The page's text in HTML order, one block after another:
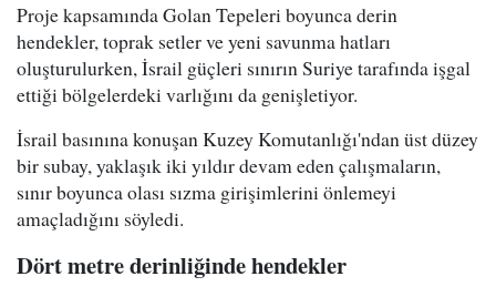
Proje kapsamında Golan Tepeleri boyunca derin
hendekler, toprak setler ve yeni savunma hatları
oluşturulurken, İsrail güçleri sınırın Suriye tarafında işgal
ettiği bölgelerdeki varlığını da genişletiyor.
İsrail basınına konuşan Kuzey Komutanlığı'ndan üst düzey
bir subay, yaklaşık iki yıldır devam eden çalışmaların,
sınır boyunca olası sızma girişimlerini önlemeyi
amaçladığını söyledi.
Dört metre derinliğinde hendekler